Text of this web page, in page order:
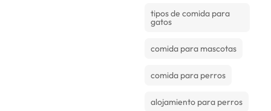
tipos de comida para
gatos
comida para mascotas
comida para perros
alojamiento para perros